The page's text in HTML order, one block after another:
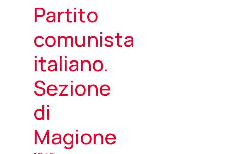
Partito
comunista
italiano.
Sezione
di
Magione